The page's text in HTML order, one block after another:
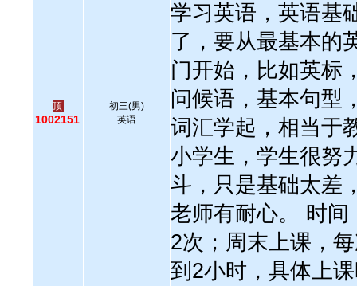
顶
1002151
初三(男)
英语
学习英语，英语基
了，要从最基本的
门开始，比如英标
问候语，基本句型
词汇学起，相当于
小学生，学生很努
斗，只是基础太差
老师有耐心。 时间
2次；周末上课，
到2小时，具体上